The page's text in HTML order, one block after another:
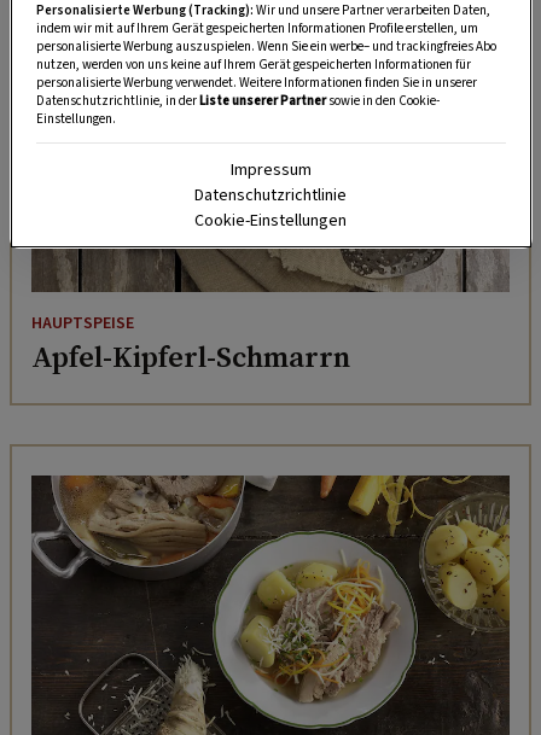
HAUPTSPEISE
Apfel-Kipferl-Schmarrn
Personalisierte Werbung (Tracking): Wir und unsere Partner verarbeiten Daten,
indem wir mit auf Ihrem Gerät gespeicherten Informationen Profile erstellen, um
personalisierte Werbung auszuspielen. Wenn Sie ein werbe– und trackingfreies Abo
nutzen, werden von uns keine auf Ihrem Gerät gespeicherten Informationen für
personalisierte Werbung verwendet. Weitere Informationen finden Sie in unserer
Datenschutzrichtlinie, in derListe unserer Partnersowie in den Cookie-
Einstellungen.
Impressum
Datenschutzrichtlinie
Cookie-Einstellungen